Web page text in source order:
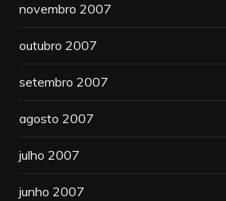
novembro 2007
outubro 2007
setembro 2007
agosto 2007
julho 2007
junho 2007